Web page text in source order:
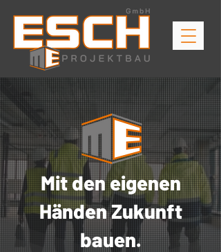
Mit den eigenen
Händen Zukunft
bauen.